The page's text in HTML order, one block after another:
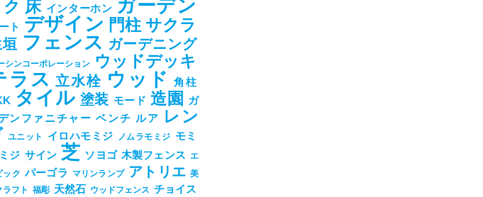
床 インターホン ガーデン
ト デザイン 門柱 サクラ
フェンス ガーデニング
シンコーポレーション ウッドデッキ
ラス 立水栓 ウッド
角柱
タイル 塗装 モード 造園
ガ
ンファニチャー ベンチ ルア
レン
ユニット イロハモミジ ノムラモミジ モミ
ジ サイン 芝 ソヨゴ 木製フェンス エ
ック パーゴラ マリンランプ アトリエ 美
ラフト 福彫 天然石 ウッドフェンス チョイス